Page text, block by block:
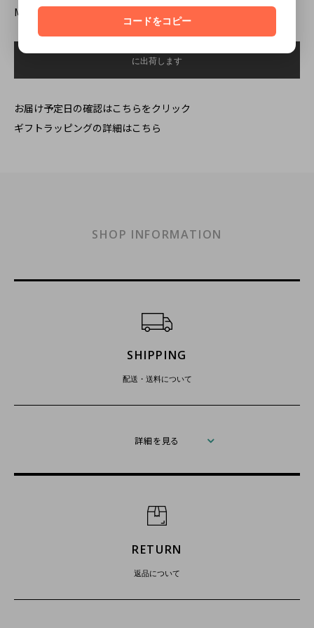
Made in JAPAN
お届け予定日の確認はこちらをクリック
ギフトラッピングの詳細はこちら
SHOP INFORMATION
SHIPPING
配送・送料について
詳細を見る
RETURN
返品について
コードをコピー